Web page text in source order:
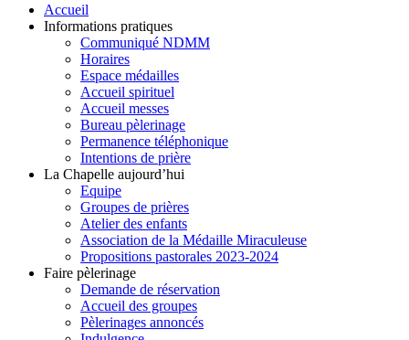
Accueil
Informations pratiques
Communiqué NDMM
Horaires
Espace médailles
Accueil spirituel
Accueil messes
Bureau pèlerinage
Permanence téléphonique
Intentions de prière
La Chapelle aujourd’hui
Equipe
Groupes de prières
Atelier des enfants
Association de la Médaille Miraculeuse
Propositions pastorales 2023-2024
Faire pèlerinage
Demande de réservation
Accueil des groupes
Pèlerinages annoncés